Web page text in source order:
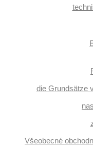
im Berg bremsen , 7x
Automatikgetriebe,
die Grundsätze
Všeobecné